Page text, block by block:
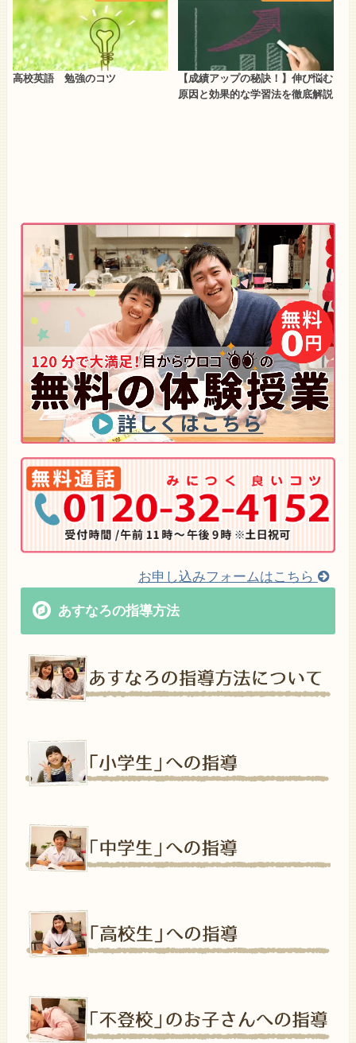
高校英語 勉強のコツ
【成績アップの秘訣！】伸び悩む
原因と効果的な学習法を徹底解説
お申し込みフォームはこちら
あすなろの指導方法